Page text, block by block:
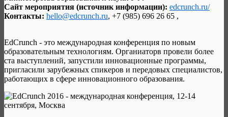
Сайт мероприятия (источник информации): edcrunch.ru/
Контакты: hello@edcrunch.ru, +7 (985) 696 26 65 ,
EdCrunch - это международная конференция по новым
образовательным технологиям. Органиаторв провели более
ста выступлений, запустили инновационные программы,
пригласили зарубежных спикеров и передовых специалистов,
работающих в сфере инновационного образования.